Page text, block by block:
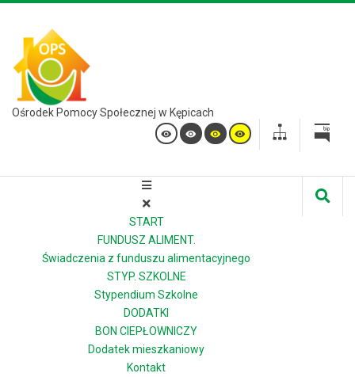
Ośrodek Pomocy Społecznej w Kępicach
START
FUNDUSZ ALIMENT.
Świadczenia z funduszu alimentacyjnego
STYP. SZKOLNE
Stypendium Szkolne
DODATKI
BON CIEPŁOWNICZY
Dodatek mieszkaniowy
Kontakt